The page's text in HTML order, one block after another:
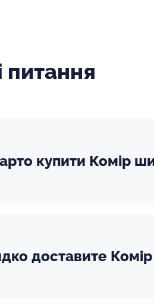
купити Комір
доставите Комір